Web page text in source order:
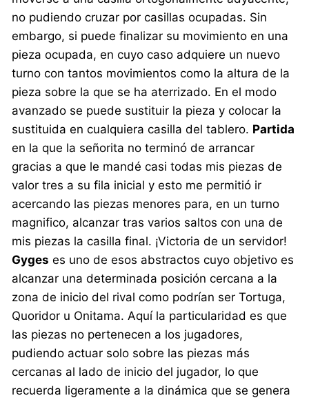
no pudiendo cruzar por casillas ocupadas. Sin
embargo, si puede finalizar su movimiento en una
pieza ocupada, en cuyo caso adquiere un nuevo
turno con tantos movimientos como la altura de la
pieza sobre la que se ha aterrizado. En el modo
avanzado se puede sustituir la pieza y colocar la
sustituida en cualquiera casilla del tablero. Partida
en la que la señorita no terminó de arrancar
gracias a que le mandé casi todas mis piezas de
valor tres a su fila inicial y esto me permitió ir
acercando las piezas menores para, en un turno
magnifico, alcanzar tras varios saltos con una de
mis piezas la casilla final. ¡Victoria de un servidor!
Gyges es uno de esos abstractos cuyo objetivo es
alcanzar una determinada posición cercana a la
zona de inicio del rival como podrían ser Tortuga,
Quoridor u Onitama. Aquí la particularidad es que
las piezas no pertenecen a los jugadores,
pudiendo actuar solo sobre las piezas más
cercanas al lado de inicio del jugador, lo que
recuerda ligeramente a la dinámica que se genera